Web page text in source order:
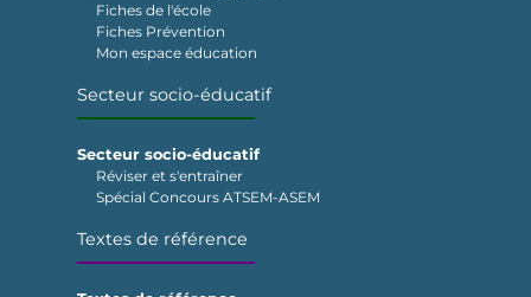
Fiches de l'école
Fiches Prévention
Mon espace éducation
Secteur socio-éducatif
Secteur socio-éducatif
Réviser et s'entraîner
Spécial Concours ATSEM-ASEM
Textes de référence